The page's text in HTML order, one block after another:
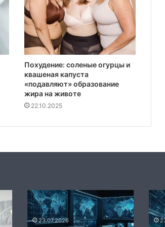
Похудение: соленые огурцы и
квашеная капуста
«подавляют» образование
жира на животе
22.10.2025
Механизмы
формирования
и
24.07.2026
Механизмы
превентивной
диагностики